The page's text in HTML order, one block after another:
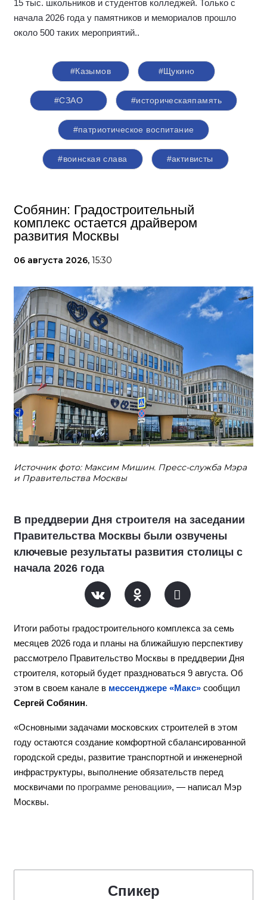
15 тыс. школьников и студентов колледжей. Только с
начала 2026 года у памятников и мемориалов прошло
около 500 таких мероприятий..
#Казымов #Щукино
#СЗАО #историческаяпамять
#патриотическое воспитание
#воинская слава #активисты
Собянин: Градостроительный
комплекс остается драйвером
развития Москвы
06 августа 2026, 15:30
Источник фото: Максим Мишин. Пресс-служба Мэра
и Правительства Москвы
В преддверии Дня строителя на заседании
Правительства Москвы были озвучены
ключевые результаты развития столицы с
начала 2026 года
Итоги работы градостроительного комплекса за семь
месяцев 2026 года и планы на ближайшую перспективу
рассмотрело Правительство Москвы в преддверии Дня
строителя, который будет праздноваться 9 августа. Об
этом в своем канале в мессенджере «Макс» сообщил
Сергей Собянин.
«Основными задачами московских строителей в этом
году остаются создание комфортной сбалансированной
городской среды, развитие транспортной и инженерной
инфраструктуры, выполнение обязательств перед
москвичами по программе реновации», — написал Мэр
Москвы.
Спикер